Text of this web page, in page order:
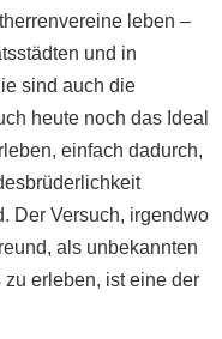
leben –
und in
sind auch die
heute noch das Ideal
einfach dadurch,
Der Versuch, irgendwo
als unbekannten
erleben, ist eine der